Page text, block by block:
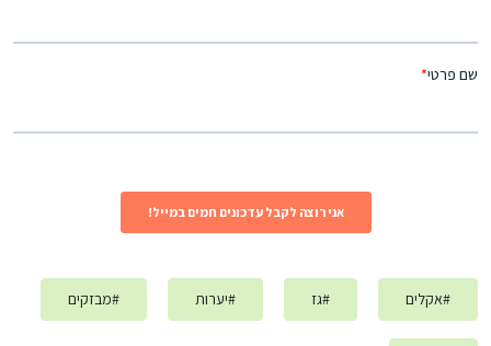
#אקלים #גז #יערות #מבזקים